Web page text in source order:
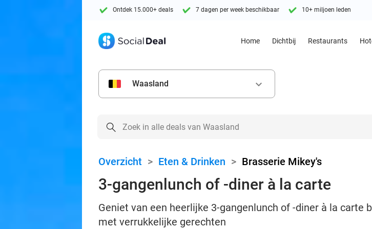
Ontdek 15.000+ deals 7 dagen per week beschikbaar 10+ miljoen leden
Home Dichtbij Restaurants
Waasland keyboard_arrow_down
Overzicht > Eten & Drinken > Brasserie Mikey's
3-gangenlunch of -diner à la carte
Geniet van een heerlijke 3-gangenlunch of -diner à la carte
met verrukkelijke gerechten